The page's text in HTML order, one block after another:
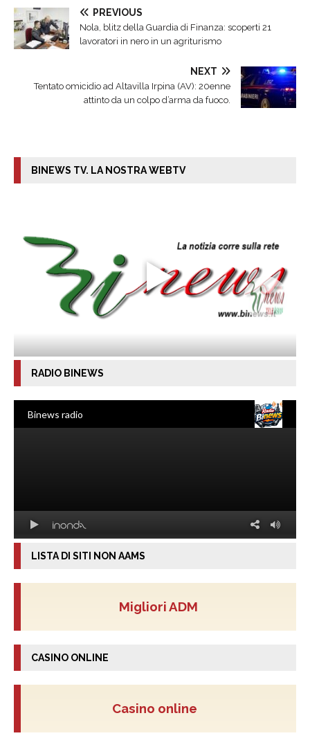
PREVIOUS
Nola, blitz della Guardia di Finanza: scoperti 21
lavoratori in nero in un agriturismo
NEXT
Tentato omicidio ad Altavilla Irpina (AV): 20enne
attinto da un colpo d’arma da fuoco.
BINEWS TV. LA NOSTRA WEBTV
RADIO BINEWS
LISTA DI SITI NON AAMS
Migliori ADM
CASINO ONLINE
Casino online